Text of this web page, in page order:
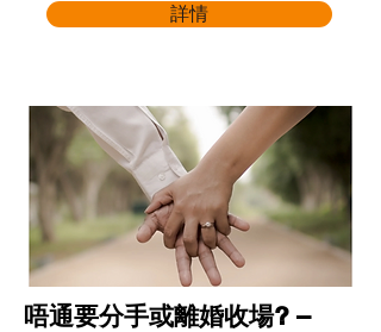
詳情
唔通要分手或離婚收場? –